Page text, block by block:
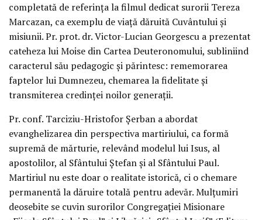
completată de referința la filmul dedicat surorii Tereza
Marcazan, ca exemplu de viață dăruită Cuvântului și
misiunii. Pr. prot. dr. Victor-Lucian Georgescu a prezentat
cateheza lui Moise din Cartea Deuteronomului, subliniind
caracterul său pedagogic și părintesc: rememorarea
faptelor lui Dumnezeu, chemarea la fidelitate și
transmiterea credinței noilor generații.
Pr. conf. Tarciziu-Hristofor Șerban a abordat
evanghelizarea din perspectiva martiriului, ca formă
supremă de mărturie, relevând modelul lui Isus, al
apostolilor, al Sfântului Ștefan și al Sfântului Paul.
Martiriul nu este doar o realitate istorică, ci o chemare
permanentă la dăruire totală pentru adevăr. Mulțumiri
deosebite se cuvin surorilor Congregației Misionare